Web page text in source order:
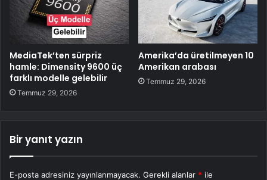
MediaTek’ten sürpriz
hamle: Dimensity 9600 üç
farklı modelle gelebilir
Temmuz 29, 2026
Amerika’da üretilmeyen 10
Amerikan arabası
Temmuz 29, 2026
Bir yanıt yazın
E-posta adresiniz yayınlanmayacak. Gerekli alanlar * ile